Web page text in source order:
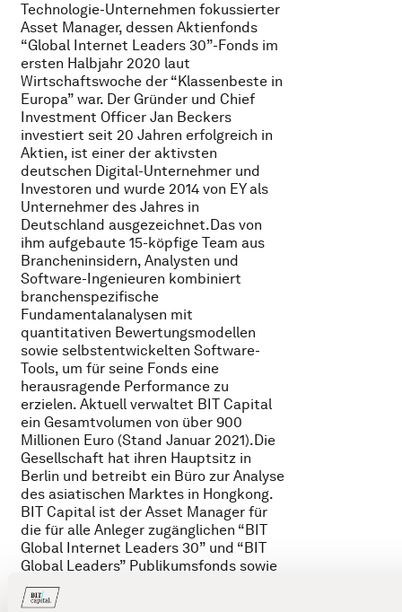
Technologie-Unternehmen fokussierter
Asset Manager, dessen Aktienfonds
“Global Internet Leaders 30”-Fonds im
ersten Halbjahr 2020 laut
Wirtschaftswoche der “Klassenbeste in
Europa” war. Der Gründer und Chief
Investment Officer Jan Beckers
investiert seit 20 Jahren erfolgreich in
Aktien, ist einer der aktivsten
deutschen Digital-Unternehmer und
Investoren und wurde 2014 von EY als
Unternehmer des Jahres in
Deutschland ausgezeichnet.Das von
ihm aufgebaute 15-köpfige Team aus
Brancheninsidern, Analysten und
Software-Ingenieuren kombiniert
branchenspezifische
Fundamentalanalysen mit
quantitativen Bewertungsmodellen
sowie selbstentwickelten Software-
Tools, um für seine Fonds eine
herausragende Performance zu
erzielen. Aktuell verwaltet BIT Capital
ein Gesamtvolumen von über 900
Millionen Euro (Stand Januar 2021).Die
Gesellschaft hat ihren Hauptsitz in
Berlin und betreibt ein Büro zur Analyse
des asiatischen Marktes in Hongkong.
BIT Capital ist der Asset Manager für
die für alle Anleger zugänglichen “BIT
Global Internet Leaders 30” und “BIT
Global Leaders” Publikumsfonds sowie
für den nur professionellen und semi-
professionellen Anlegern zur Verfügung